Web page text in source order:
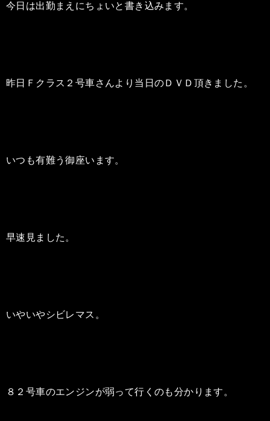
今日は出勤まえにちょいと書き込みます。
昨日Ｆクラス２号車さんより当日のＤＶＤ頂きました。
いつも有難う御座います。
早速見ました。
いやいやシビレマス。
８２号車のエンジンが弱って行くのも分かります。